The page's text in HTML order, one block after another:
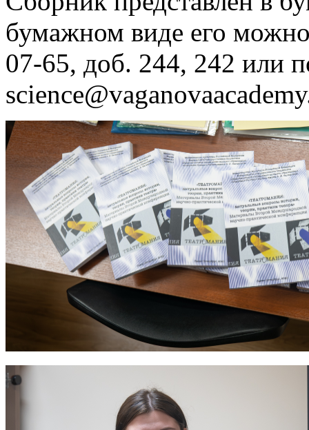
бумажном виде его
07-65, доб. 244, 242 или